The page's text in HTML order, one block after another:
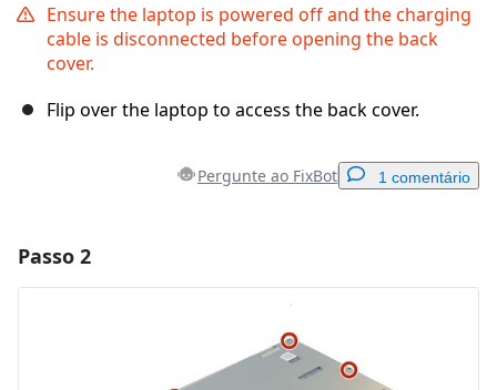
Ensure the laptop is powered off and the charging
cable is disconnected before opening the back
cover.
Flip over the laptop to access the back cover.
Pergunte ao FixBot 1 comentário
Passo 2